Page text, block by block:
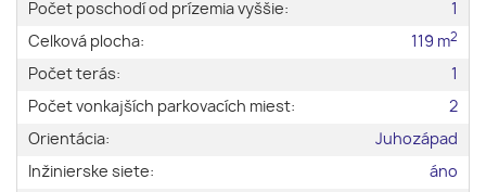
Počet poschodí od prízemia vyššie:
1
Celková plocha:
119 m2
Počet terás:
1
Počet vonkajších parkovacích miest:
2
Orientácia:
Juhozápad
Inžinierske siete:
áno